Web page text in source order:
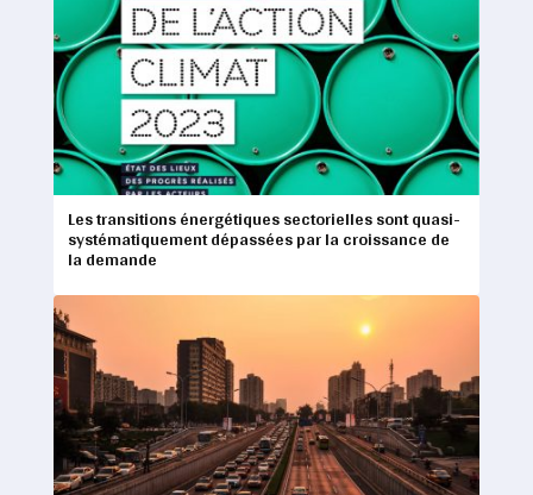
Les transitions énergétiques sectorielles sont quasi-
systématiquement dépassées par la croissance de
la demande